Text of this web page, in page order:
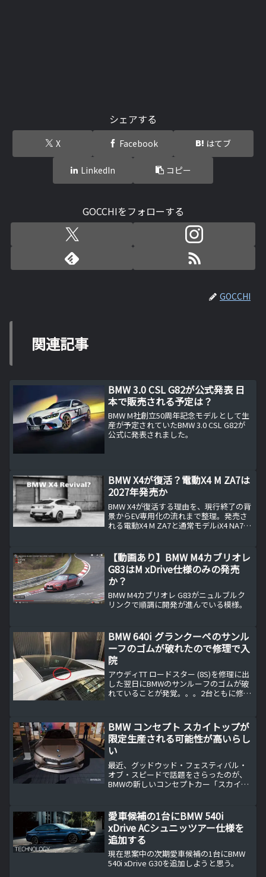
シェアする
X Facebook はてブ
LinkedIn コピー
GOCCHIをフォローする
GOCCHI
関連記事
BMW 3.0 CSL G82が公式発表 日
本で販売される予定は？
BMW M社創立50周年記念モデルとして生
産が予定されていたBMW 3.0 CSL G82が
公式に発表されました。
BMW X4が復活？電動X4 M ZA7は
2027年発売か
BMW X4が復活する理由を、現行終了の背
景からEV専用化の流れまで整理。発売さ
れる電動X4 M ZA7と通常モデルiX4 NA7の
る。さらにクアッドモーターなど電動M
の注目点と、Neue Klasse世代で2027年
を目安とする登場時期の根拠を、余計な
推測を排して事実ベースで丁寧にまとめ
た。
【動画あり】BMW M4カブリオレ
G83はM xDrive仕様のみの発売
か？
BMW M4カブリオレ G83がニュルブルク
リンクで順調に開発が進んでいる模様。
BMW 640i グランクーペのサンル
ーフのゴムが破れたので修理で入
院
アウディTT ロードスター (8S)を修理に出
した翌日にBMWのサンルーフのゴムが破
れていることが発覚。。。2台ともに修理
た途端に今度はBMWの方も不具合が。
写...
BMW コンセプト スカイトップが
限定生産される可能性が高いらし
い
最近、グッドウッド・フェスティバル・
オブ・スピードで話題をさらったのが、
BMWの新しいコンセプトカー「スカイト
アン・ヴァン・フイードンクによって紹
介され、その未来に...
愛車候補の1台にBMW 540i
xDrive ACシュニッツアー仕様を
追加する
現在思案中の次期愛車候補の1台にBMW
540i xDrive G30を追加しようと思う。